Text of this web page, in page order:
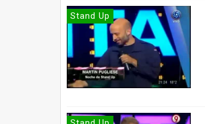
Stand Up